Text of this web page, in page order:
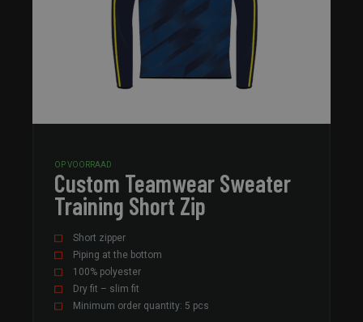
OP VOORRAAD
Custom Teamwear Sweater
Training Short Zip
Short zipper
Piping at the bottom
100% polyester
Dry fit – slim fit
Minimum order quantity: 5 pcs